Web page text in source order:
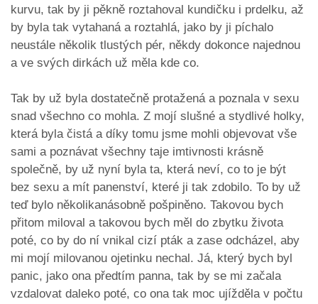
kurvu, tak by ji pěkně roztahoval kundičku i prdelku, až
by byla tak vytahaná a roztahlá, jako by ji píchalo
neustále několik tlustých pér, někdy dokonce najednou
a ve svých dirkách už měla kde co.
Tak by už byla dostatečně protažená a poznala v sexu
snad všechno co mohla. Z mojí slušné a stydlivé holky,
která byla čistá a díky tomu jsme mohli objevovat vše
sami a poznávat všechny taje imtivnosti krásně
společně, by už nyní byla ta, která neví, co to je být
bez sexu a mít panenství, které ji tak zdobilo. To by už
teď bylo několikanásobně pošpiněno. Takovou bych
přitom miloval a takovou bych měl do zbytku života
poté, co by do ní vnikal cizí pták a zase odcházel, aby
mi mojí milovanou ojetinku nechal. Já, který bych byl
panic, jako ona předtím panna, tak by se mi začala
vzdalovat daleko poté, co ona tak moc ujížděla v počtu